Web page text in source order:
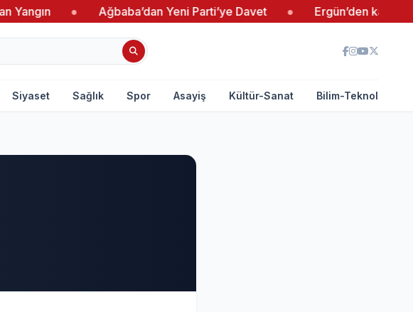
Ağbaba’dan Yeni Parti’ye Davet Ergün’den kadın
Siyaset Sağlık Spor Asayiş Kültür-Sanat Bilim-Teknoloji